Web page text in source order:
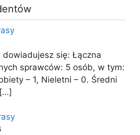
się: Łączna
sprawców: 5 osób, w tym:
– 1, Nieletni – 0. Średni
[…]